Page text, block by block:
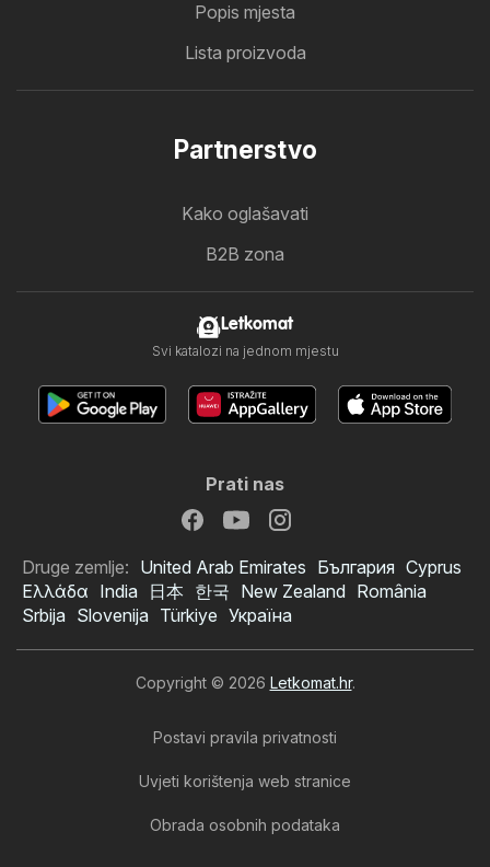
Popis mjesta
Lista proizvoda
Partnerstvo
Kako oglašavati
B2B zona
Letkomat
Svi katalozi na jednom mjestu
Prati nas
Druge zemlje: United Arab Emirates България Cyprus
Ελλάδα India 日本 한국 New Zealand România
Srbija Slovenija Türkiye Україна
Copyright © 2026 Letkomat.hr.
Postavi pravila privatnosti
Uvjeti korištenja web stranice
Obrada osobnih podataka